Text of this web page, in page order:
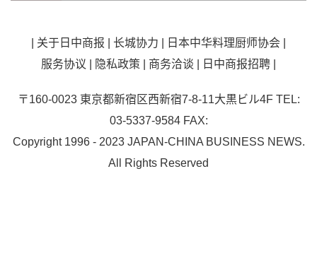
关于日中商报 长城协力 日本中华料理厨师协会
服务协议
隐私政策 商务洽谈 日中商报招聘
〒160-0023 東京都新宿区西新宿7-8-11大黒ビル4F TEL:
03-5337-9584 FAX:
Copyright 1996 - 2023 JAPAN-CHINA BUSINESS NEWS.
All Rights Reserved